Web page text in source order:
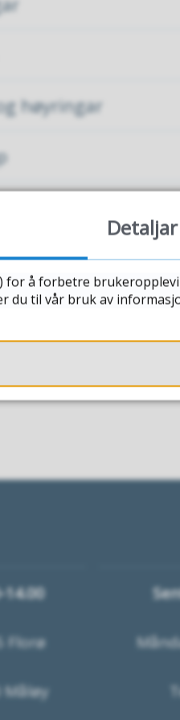
høyringar
14.00
Florø
Måløy
Detaljar
å forbetre
du til vår bruk av